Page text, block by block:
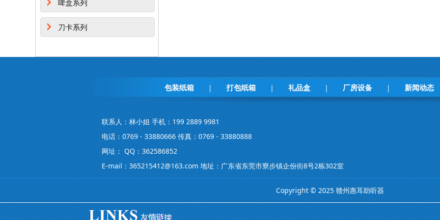
啤盒系列
刀卡系列
包装纸箱 | 打包纸箱 | 礼品盒 | 厂房设备 | 新闻动态
联系人：林小姐 手机：199 2889 9981
电话：0769 - 33880666 传真：0769 - 33880888
网址： QQ：362586852
E-mail：365215412@163.com 地址：广东省东莞市寮步镇企份街8号2栋302室
Copyright © 2025 赣州惠耳助听器